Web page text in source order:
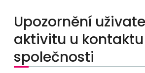
Upozornění
aktivitu u
společnosti